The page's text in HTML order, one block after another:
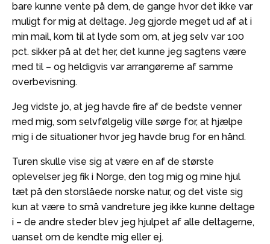
bare kunne vente på dem, de gange hvor det ikke var
muligt for mig at deltage. Jeg gjorde meget ud af at i
min mail, kom til at lyde som om, at jeg selv var 100
pct. sikker på at det her, det kunne jeg sagtens være
med til – og heldigvis var arrangørerne af samme
overbevisning.
Jeg vidste jo, at jeg havde fire af de bedste venner
med mig, som selvfølgelig ville sørge for, at hjælpe
mig i de situationer hvor jeg havde brug for en hånd.
Turen skulle vise sig at være en af de største
oplevelser jeg fik i Norge, den tog mig og mine hjul
tæt på den storslåede norske natur, og det viste sig
kun at være to små vandreture jeg ikke kunne deltage
i – de andre steder blev jeg hjulpet af alle deltagerne,
uanset om de kendte mig eller ej.